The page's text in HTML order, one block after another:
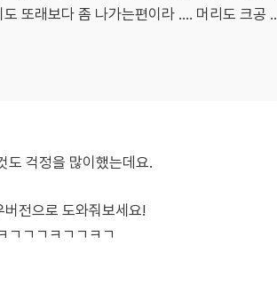
또래보다 좀 나가는편이라 .... 머리도 크공
도 걱정을 많이했는데요.
전으로 도와줘보세요!
ㄱㄱㄱㅋㄱㄱㅋㄱ